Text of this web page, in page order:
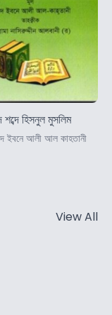
শব্দে হিসনুল মুসলিম
ইবনে আলী আল কাহতানী
View All